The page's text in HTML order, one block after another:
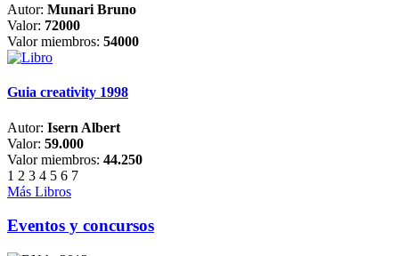
Autor: Munari Bruno
Valor: 72000
Valor miembros: 54000
Guia creativity 1998
Autor: Isern Albert
Valor: 59.000
Valor miembros: 44.250
1 2 3 4 5 6 7
Más Libros
Eventos y concursos